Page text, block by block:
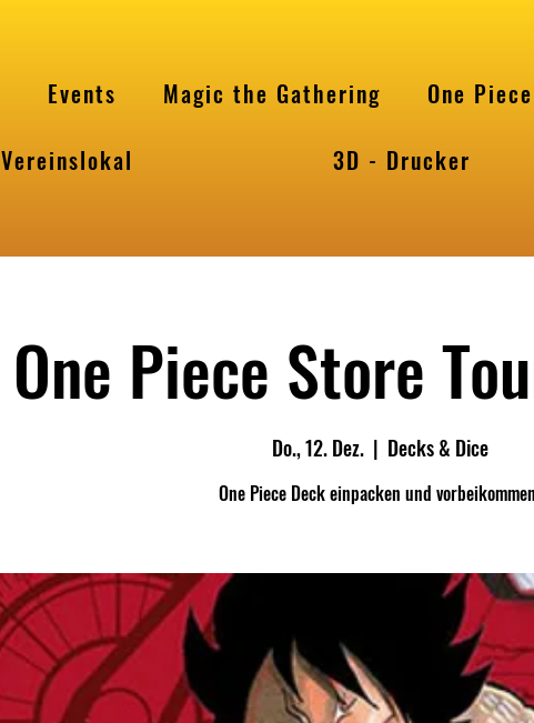
Events Magic the Gathering One
Vereinslokal
3D - Drucker
One Piece Store
Do., 12. Dez.
  |
Decks & Dice
One Piece Deck einpacken und